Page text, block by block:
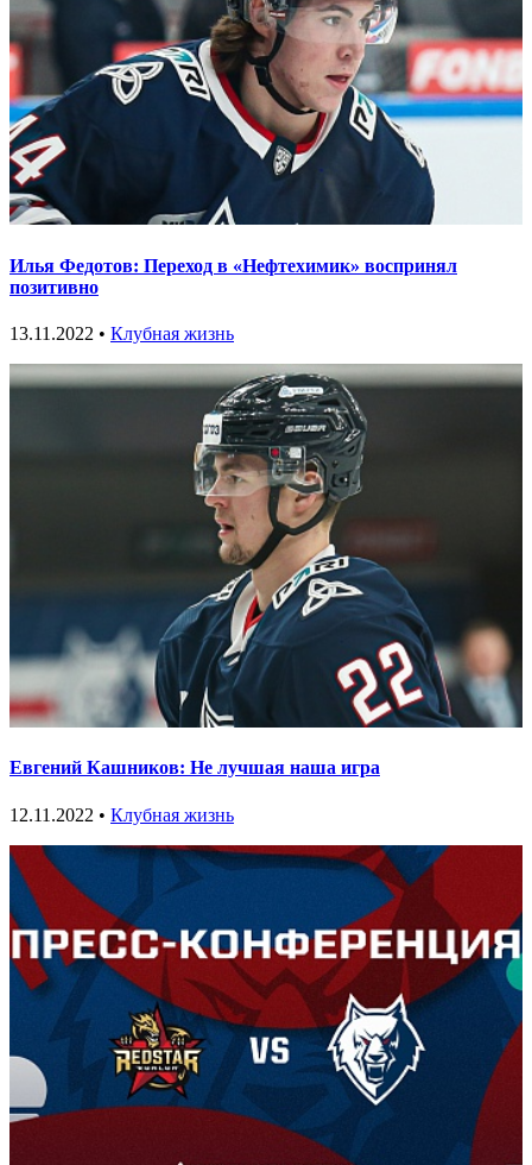
Илья Федотов: Переход в «Нефтехимик» воспринял
позитивно
13.11.2022 • Клубная жизнь
Евгений Кашников: Не лучшая наша игра
12.11.2022 • Клубная жизнь